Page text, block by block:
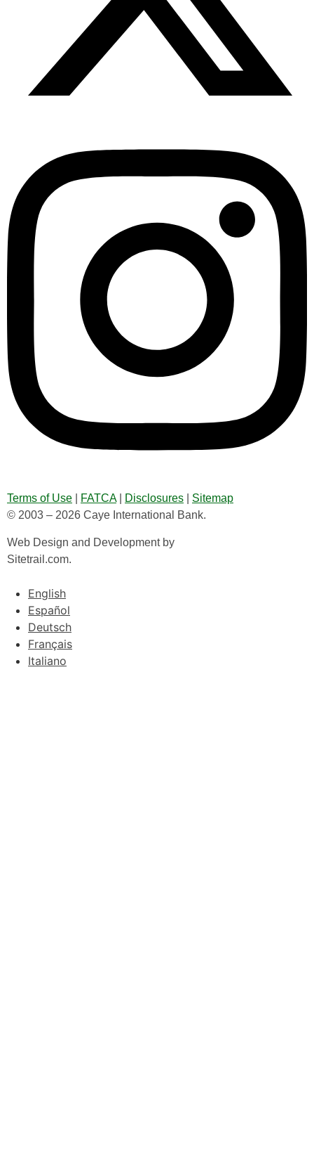
Terms of Use FATCA| Disclosures
Sitemap
© 2003 – 2026 Caye International Bank.
Web Design and Development by
Sitetrail.com.
English
Español
Deutsch
Français
Italiano